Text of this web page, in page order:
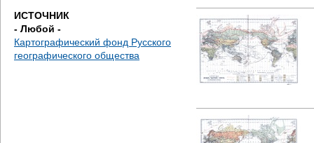
ь
ИСТОЧНИК
- Любой -
Картографический фонд Русского
географического общества